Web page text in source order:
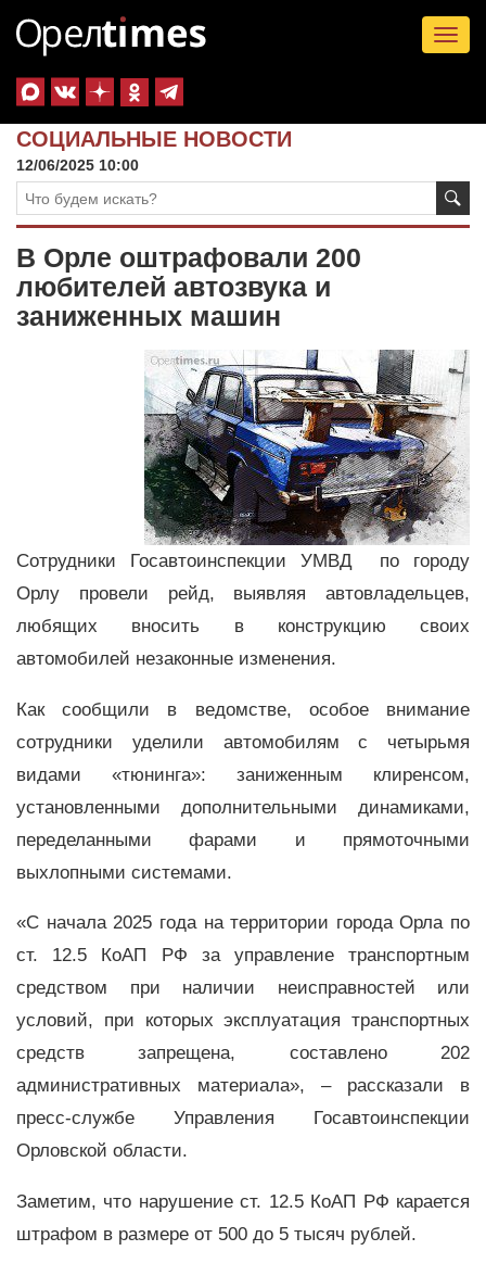
СОЦИАЛЬНЫЕ НОВОСТИ
12/06/2025 10:00
В Орле оштрафовали 200
любителей автозвука и
заниженных машин
Сотрудники Госавтоинспекции УМВД по городу
Орлу провели рейд, выявляя автовладельцев,
любящих вносить в конструкцию своих
автомобилей незаконные изменения.
Как сообщили в ведомстве, особое внимание
сотрудники уделили автомобилям с четырьмя
видами «тюнинга»: заниженным клиренсом,
установленными дополнительными динамиками,
переделанными фарами и прямоточными
выхлопными системами.
«С начала 2025 года на территории города Орла по
ст. 12.5 КоАП РФ за управление транспортным
средством при наличии неисправностей или
условий, при которых эксплуатация транспортных
средств запрещена, составлено 202
административных материала», – рассказали в
пресс-службе Управления Госавтоинспекции
Орловской области.
Заметим, что нарушение ст. 12.5 КоАП РФ карается
штрафом в размере от 500 до 5 тысяч рублей.